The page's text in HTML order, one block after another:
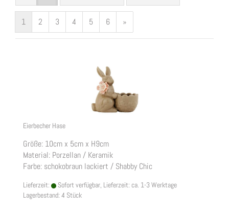
1 2 3 4 5 6 »
Eierbecher Hase
Größe: 10cm x 5cm x H9cm
Material: Porzellan / Keramik
Farbe: schokobraun lackiert / Shabby Chic
Lieferzeit:
Sofort verfügbar, Lieferzeit: ca. 1-3 Werktage
Lagerbestand: 4 Stück